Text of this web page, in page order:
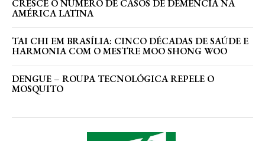
CRESCE O NÚMERO DE CASOS DE DEMÊNCIA NA
AMÉRICA LATINA
TAI CHI EM BRASÍLIA: CINCO DÉCADAS DE SAÚDE E
HARMONIA COM O MESTRE MOO SHONG WOO
DENGUE – ROUPA TECNOLÓGICA REPELE O
MOSQUITO